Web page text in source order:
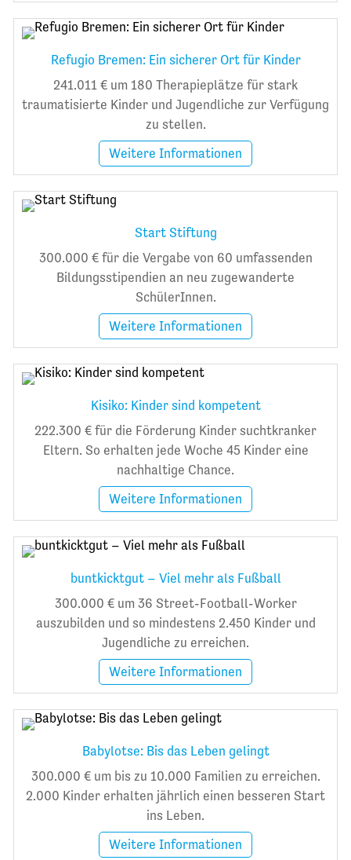
Refugio Bremen: Ein sicherer Ort für Kinder
241.011 € um 180 Therapieplätze für stark
traumatisierte Kinder und Jugendliche zur Verfügung
zu stellen.
Weitere Informationen
Start Stiftung
300.000 € für die Vergabe von 60 umfassenden
Bildungsstipendien an neu zugewanderte
SchülerInnen.
Weitere Informationen
Kisiko: Kinder sind kompetent
222.300 € für die Förderung Kinder suchtkranker
Eltern. So erhalten jede Woche 45 Kinder eine
nachhaltige Chance.
Weitere Informationen
buntkicktgut – Viel mehr als Fußball
300.000 € um 36 Street-Football-Worker
auszubilden und so mindestens 2.450 Kinder und
Jugendliche zu erreichen.
Weitere Informationen
Babylotse: Bis das Leben gelingt
300.000 € um bis zu 10.000 Familien zu erreichen.
2.000 Kinder erhalten jährlich einen besseren Start
ins Leben.
Weitere Informationen